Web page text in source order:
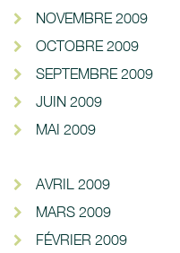
NOVEMBRE 2009
OCTOBRE 2009
SEPTEMBRE 2009
JUIN 2009
MAI 2009
AVRIL 2009
MARS 2009
FÉVRIER 2009